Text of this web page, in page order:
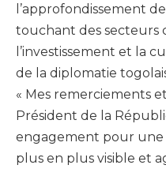
l’approfondissement
touchant des secteurs
l’investissement et la
de la diplomatie
« Mes remerciements
Président de la
engagement pour une
plus en plus visible et